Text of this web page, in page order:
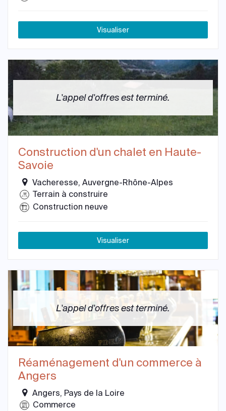
Visualiser
L'appel d'offres est terminé.
Construction d'un chalet en Haute-
Savoie
Vacheresse, Auvergne-Rhône-Alpes
Terrain à construire
Construction neuve
Visualiser
L'appel d'offres est terminé.
Réaménagement d'un commerce à
Angers
Angers, Pays de la Loire
Commerce